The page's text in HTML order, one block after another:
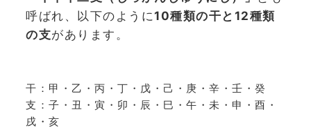
呼ばれ、以下のように10種類の干と12種類
の支があります。
干：甲・乙・丙・丁・戊・己・庚・辛・壬・癸
支：子・丑・寅・卯・辰・巳・午・未・申・酉・
戌・亥